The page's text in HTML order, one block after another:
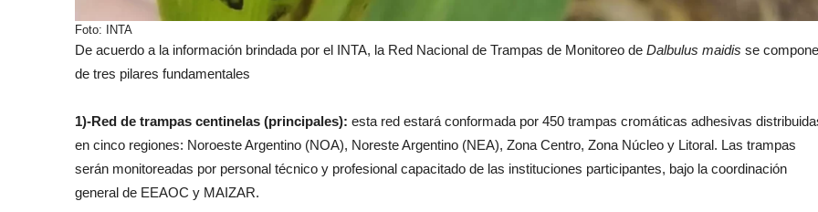
Foto: INTA
De acuerdo a la información brindada por el INTA, la Red Nacional de Trampas de Monitoreo de Dalbulus maidis se compone
de tres pilares fundamentales
1)-Red de trampas centinelas (principales): esta red estará conformada por 450 trampas cromáticas adhesivas
en cinco regiones: Noroeste Argentino (NOA), Noreste Argentino (NEA), Zona Centro, Zona Núcleo y Litoral. Las trampas
serán monitoreadas por personal técnico y profesional capacitado de las instituciones participantes, bajo la coordinación
general de EEAOC y MAIZAR.